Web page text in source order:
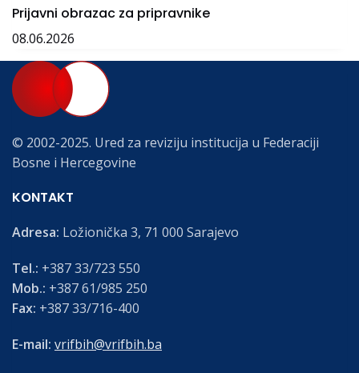
Prijavni obrazac za pripravnike
08.06.2026
© 2002-2025. Ured za reviziju institucija u Federaciji
Bosne i Hercegovine
KONTAKT
Adresa: Ložionička 3, 71 000 Sarajevo
Tel.: +387 33/723 550
Mob.: +387 61/985 250
Fax: +387 33/716-400
E-mail: vrifbih@vrifbih.ba